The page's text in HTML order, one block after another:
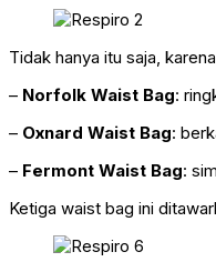
Tidak hanya itu saja,
– Norfolk Waist Bag:
– Oxnard Waist Bag:
– Fermont Waist Bag:
Ketiga waist bag ini